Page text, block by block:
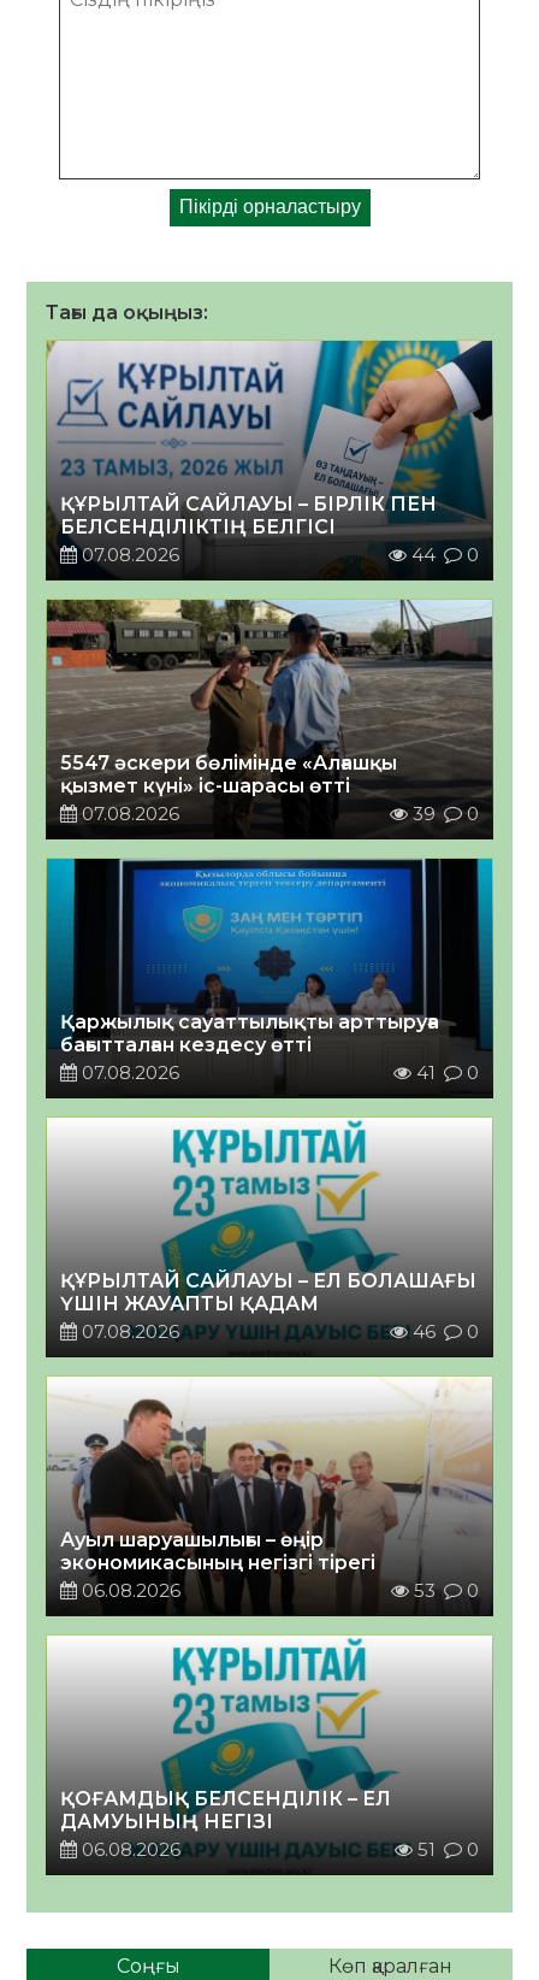
Тағы да оқыңыз:
ҚҰРЫЛТАЙ САЙЛАУЫ – БІРЛІК ПЕН
БЕЛСЕНДІЛІКТІҢ БЕЛГІСІ
07.08.2026
44 0
5547 әскери бөлімінде «Алғашқы
қызмет күні» іс-шарасы өтті
07.08.2026
39 0
Қаржылық сауаттылықты арттыруға
бағытталған кездесу өтті
07.08.2026
41 0
ҚҰРЫЛТАЙ САЙЛАУЫ – ЕЛ БОЛАШАҒЫ
ҮШІН ЖАУАПТЫ ҚАДАМ
07.08.2026
46 0
Ауыл шаруашылығы – өңір
экономикасының негізгі тірегі
06.08.2026
53 0
ҚОҒАМДЫҚ БЕЛСЕНДІЛІК – ЕЛ
ДАМУЫНЫҢ НЕГІЗІ
06.08.2026
51 0
Соңғы Көп қаралған